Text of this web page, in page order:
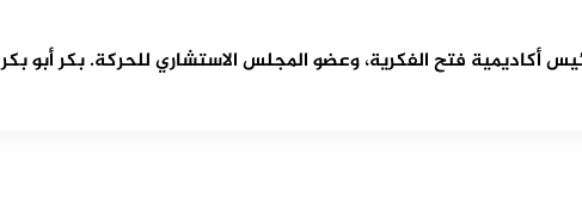
فتح الفكرية، وعضو المجلس الاستشاري للحركة. بكر أبو بكر